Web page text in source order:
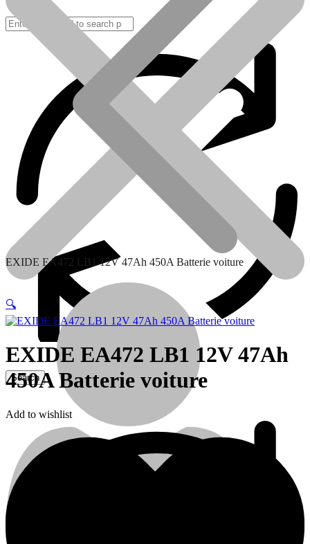
Contactez nous
EXIDE EA472 LB1 12V 47Ah 450A Batterie voiture
🔍
EXIDE EA472 LB1 12V 47Ah
450A Batterie voiture
Add to wishlist